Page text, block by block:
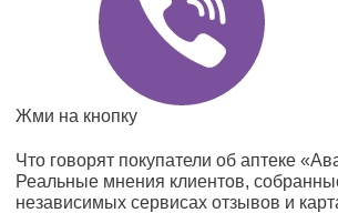
Жми на кнопку
Что говорят покупатели об аптеке
Реальные мнения клиентов,
независимых сервисах отзывов и